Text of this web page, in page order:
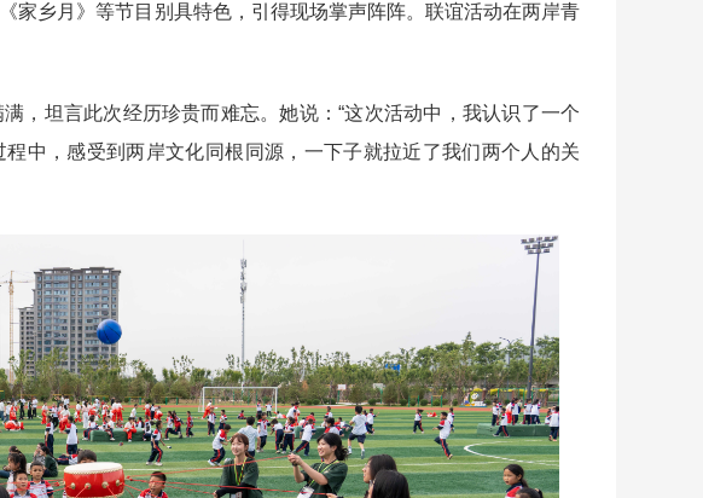
家乡月》等节目别具特色，引得现场掌声阵阵。联谊活动在两岸青
坦言此次经历珍贵而难忘。她说：“这次活动中，我认识了一个
中，感受到两岸文化同根同源，一下子就拉近了我们两个人的关